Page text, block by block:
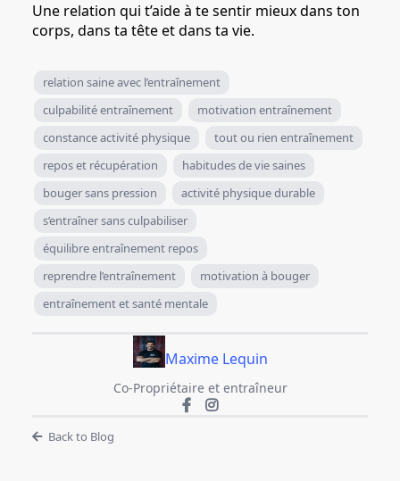
Une relation qui t’aide à te sentir mieux dans ton
corps, dans ta tête et dans ta vie.
relation saine avec l’entraînement
culpabilité entraînement
motivation entraînement
constance activité physique
tout ou rien entraînement
repos et récupération
habitudes de vie saines
bouger sans pression
activité physique durable
s’entraîner sans culpabiliser
équilibre entraînement repos
reprendre l’entraînement
motivation à bouger
entraînement et santé mentale
Maxime Lequin
Co-Propriétaire et entraîneur
Back to Blog